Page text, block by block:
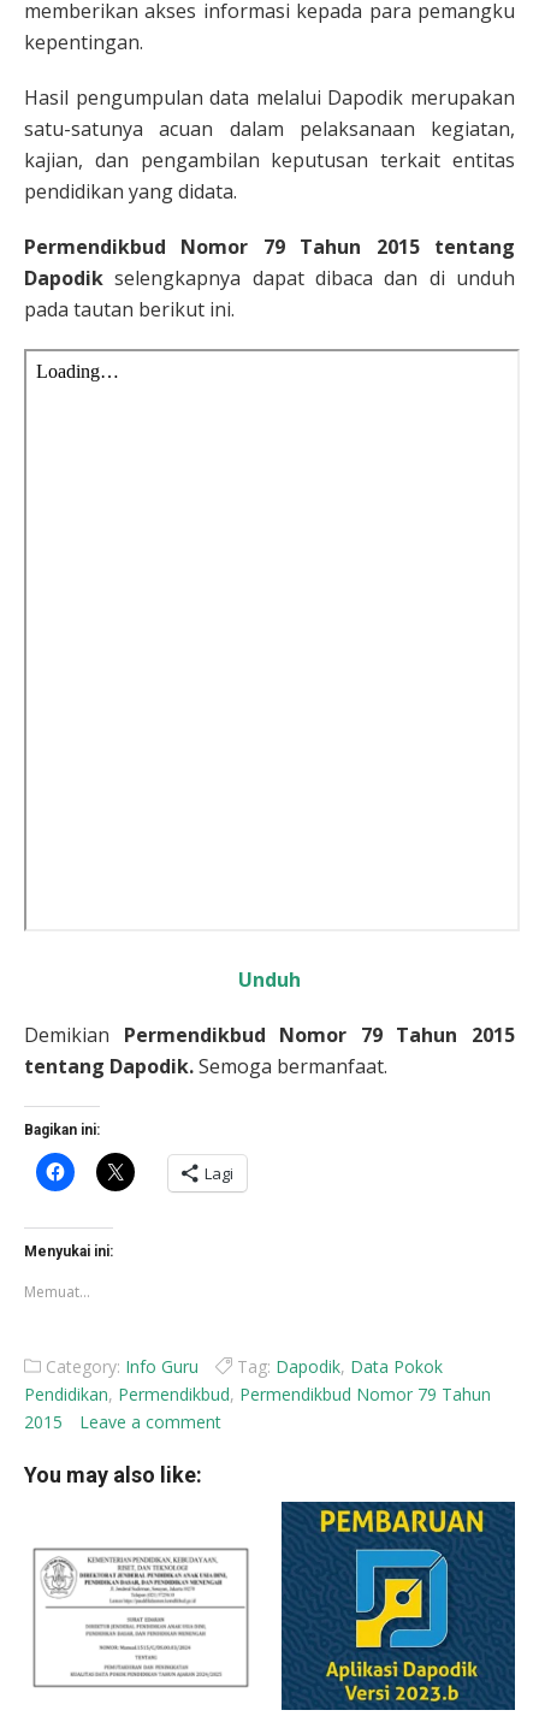
memberikan akses informasi kepada para pemangku
kepentingan.
Hasil pengumpulan data melalui Dapodik merupakan
satu-satunya acuan dalam pelaksanaan kegiatan,
kajian, dan pengambilan keputusan terkait entitas
pendidikan yang didata.
Permendikbud Nomor 79 Tahun 2015 tentang
Dapodikselengkapnya dapat dibaca dan di unduh
pada tautan berikut ini.
Unduh
Demikian Permendikbud Nomor 79 Tahun 2015
tentang Dapodik.Semoga bermanfaat.
Bagikan ini:
Klik
untuk
Facebook(Membuka
di
jendela
baru)
Klik
untuk
berbagi
Lagi
Menyukai ini:
Memuat...
Category: Info Guru Tag: Dapodik, Data Pokok
Pendidikan, Permendikbud, Permendikbud Nomor 79 Tahun
2015
Leave a comment
You may also like: